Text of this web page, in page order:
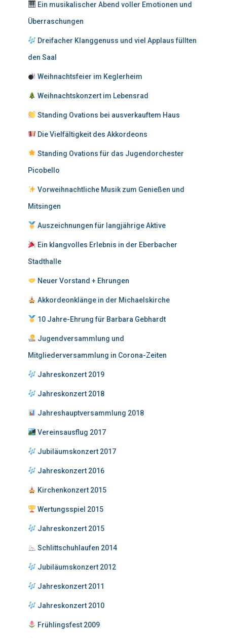
Ein musikalischer Abend voller Emotionen und
Überraschungen
Dreifacher Klanggenuss und viel Applaus füllten
den Saal
Weihnachtsfeier im Keglerheim
Weihnachtskonzert im Lebensrad
Standing Ovations bei ausverkauftem Haus
Die Vielfältigkeit des Akkordeons
Standing Ovations für das Jugendorchester
Picobello
Vorweihnachtliche Musik zum Genießen und
Mitsingen
Auszeichnungen für langjährige Aktive
Ein klangvolles Erlebnis in der Eberbacher
Stadthalle
Neuer Vorstand + Ehrungen
Akkordeonklänge in der Michaelskirche
10 Jahre-Ehrung für Barbara Gebhardt
Jugendversammlung und
Mitgliederversammlung in Corona-Zeiten
Jahreskonzert 2019
Jahreskonzert 2018
Jahreshauptversammlung 2018
Vereinsausflug 2017
Jubiläumskonzert 2017
Jahreskonzert 2016
Kirchenkonzert 2015
Wertungsspiel 2015
Jahreskonzert 2015
Schlittschuhlaufen 2014
Jubiläumskonzert 2012
Jahreskonzert 2011
Jahreskonzert 2010
Frühlingsfest 2009